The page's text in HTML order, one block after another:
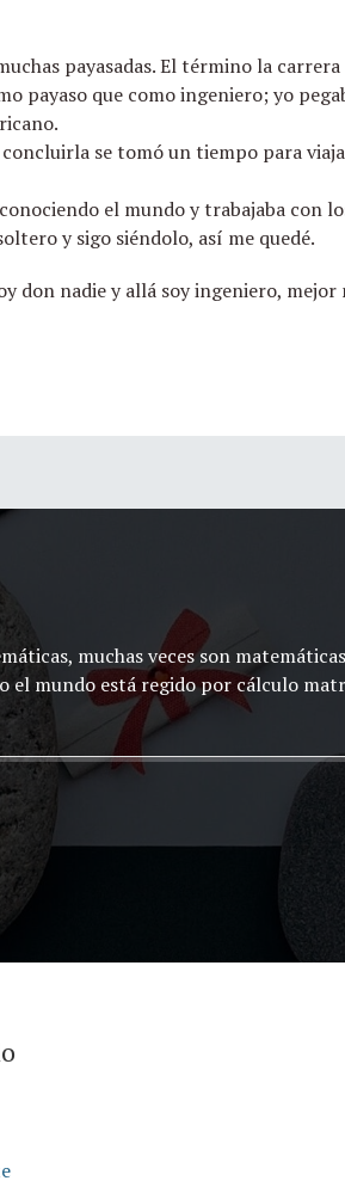
payasadas. El término la
payaso que como ingeniero; yo
se tomó un tiempo para
el mundo y trabajaba con
y sigo siéndolo, así me quedé.
don nadie y allá soy ingeniero, mejor
muchas veces son
el mundo está regido por cálculo